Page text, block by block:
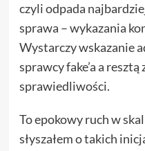
czyli odpada
sprawa – wykazania
Wystarczy wskazanie
sprawcy fake’a a
sprawiedliwości.
To epokowy ruch w
słyszałem o takich